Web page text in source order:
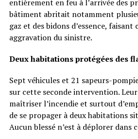
entièrement en feu à l’arrivée des
bâtiment abritait notamment
gaz et des bidons d’essence, faisant
aggravation du sinistre.
Deux habitations protégées des
Sept véhicules et 21 sapeurs-
sur cette seconde intervention.
maîtriser l’incendie et surtout
de se propager à deux habitations
Aucun blessé n’est à déplorer dans